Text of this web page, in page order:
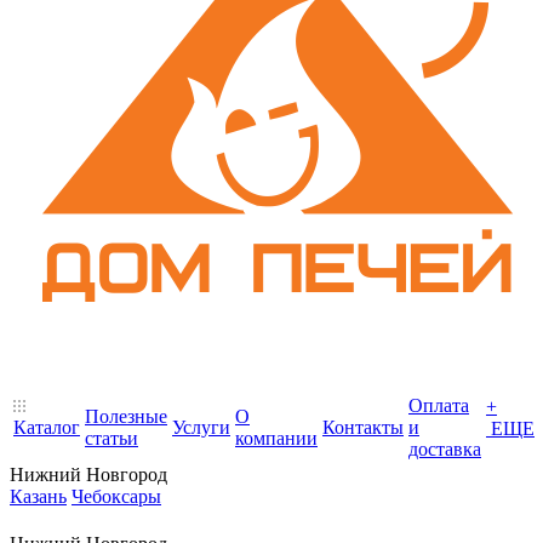
Каталог
Полезные
статьи
Услуги
О
компании
Контакты
Оплата
и
доставка
+
ЕЩЕ
Нижний Новгород
Казань Чебоксары